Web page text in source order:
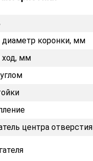
коронки, мм
мм
центра отверстия